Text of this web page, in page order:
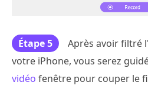
Étape 5
Après avoir filtré
votre iPhone, vous serez
vidéo fenêtre pour couper le